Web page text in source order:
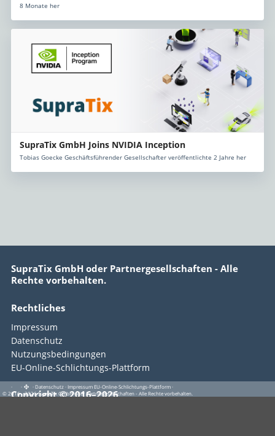
8 Monate her
SupraTix GmbH Joins NVIDIA Inception
Tobias Goecke Geschäftsführender Gesellschafter veröffentlichte 2 Jahre her
SupraTix GmbH oder Partnergesellschaften - Alle
Rechte vorbehalten.
Rechtliches
Impressum
Datenschutz
Nutzungsbedingungen
EU-Online-Schlichtungs-Plattform
Copyright © 2016–2026
· · ·Datenschutz·Impressum EU-Online-Schlichtungs-Plattform·
© 2016 - 2026 SupraTix GmbH oder Partnergesellschaften - Alle Rechte vorbehalten.